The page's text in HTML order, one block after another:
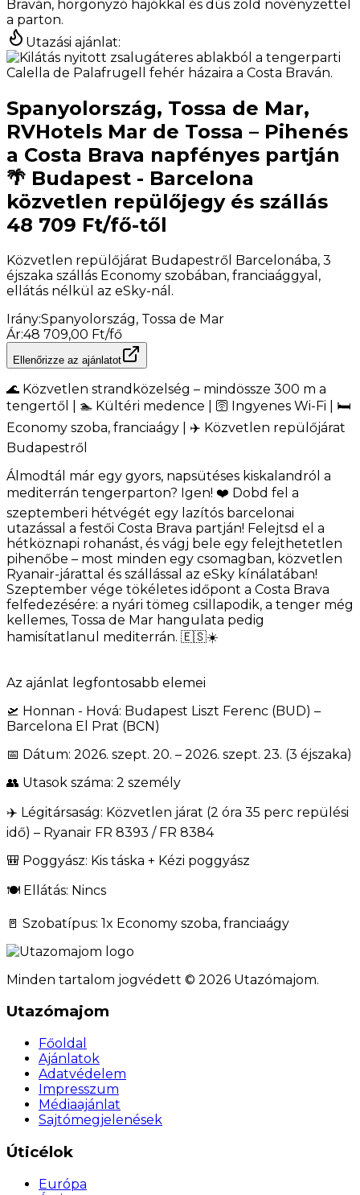
Utazási ajánlat:
Spanyolország, Tossa de Mar,
RVHotels Mar de Tossa – Pihenés
a Costa Brava napfényes partján
🌴 Budapest - Barcelona
közvetlen repülőjegy és szállás
48 709 Ft/fő-től
Közvetlen repülőjárat Budapestről Barcelonába, 3
éjszaka szállás Economy szobában, franciaággyal,
ellátás nélkül az eSky-nál.
Irány:Spanyolország, Tossa de Mar
Ár:48 709,00 Ft/fő
Ellenőrizze az ajánlatot
🌊 Közvetlen strandközelség – mindössze 300 m a
tengertől | 🏊 Kültéri medence | 🛜 Ingyenes Wi-Fi | 🛏️
Economy szoba, franciaágy | ✈️ Közvetlen repülőjárat
Budapestről
Álmodtál már egy gyors, napsütéses kiskalandról a
mediterrán tengerparton? Igen! ❤️ Dobd fel a
szeptemberi hétvégét egy lazítós barcelonai
utazással a festői Costa Brava partján! Felejtsd el a
hétköznapi rohanást, és vágj bele egy felejthetetlen
pihenőbe – most minden egy csomagban, közvetlen
Ryanair-járattal és szállással az eSky kínálatában!
Szeptember vége tökéletes időpont a Costa Brava
felfedezésére: a nyári tömeg csillapodik, a tenger még
kellemes, Tossa de Mar hangulata pedig
hamisítatlanul mediterrán. 🇪🇸☀️
Az ajánlat legfontosabb elemei
🛫 Honnan - Hová: Budapest Liszt Ferenc (BUD) –
Barcelona El Prat (BCN)
📅 Dátum: 2026. szept. 20. – 2026. szept. 23. (3 éjszaka)
👥 Utasok száma: 2 személy
✈️ Légitársaság: Közvetlen járat (2 óra 35 perc repülési
idő) – Ryanair FR 8393 / FR 8384
🎒 Poggyász: Kis táska + Kézi poggyász
🍽️ Ellátás: Nincs
🚪 Szobatípus: 1x Economy szoba, franciaágy
Minden tartalom jogvédett © 2026 Utazómajom.
Utazómajom
Főoldal
Ajánlatok
Adatvédelem
Impresszum
Médiaajánlat
Sajtómegjelenések
Úticélok
Európa